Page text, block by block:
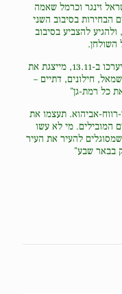
זינגר וכרמל שאמה
הבחירות בסיבוב השני
להצביע בסיבוב
השולחן.
זינגר: "השותפות סביב מועמדתי לבחירות שיערכו ב-13.11, מייצגת את
חילונים, דתיים –
כל רמת-גן"
רווח-אביהוא. תעצמו את
המובילים. מי לא עשו
להעיר את העיר
בבאר שבע"